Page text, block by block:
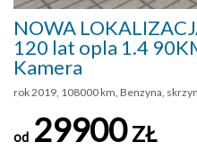
NOWA
120 lat opla 1.4
Kamera
rok 2019, 108000 km, Benzyna,
od 29900ZŁ